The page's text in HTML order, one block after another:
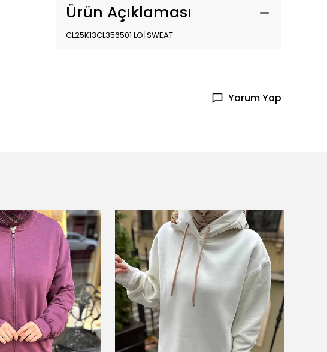
Ürün Açıklaması
CL25K13CL356501 LOİ SWEAT
Yorum Yap